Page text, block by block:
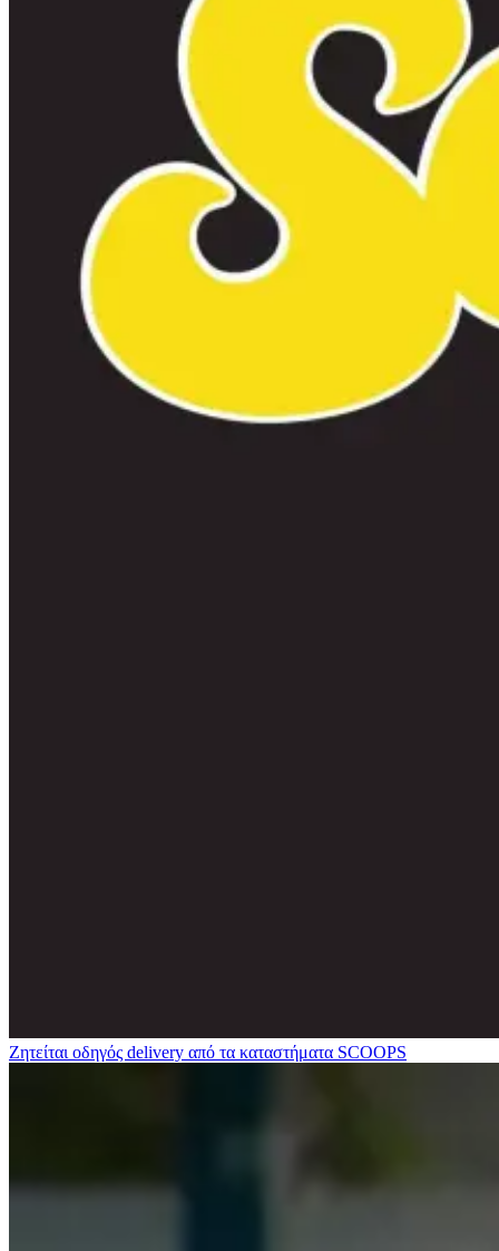
Ζητείται οδηγός delivery από τα καταστήματα SCOOPS